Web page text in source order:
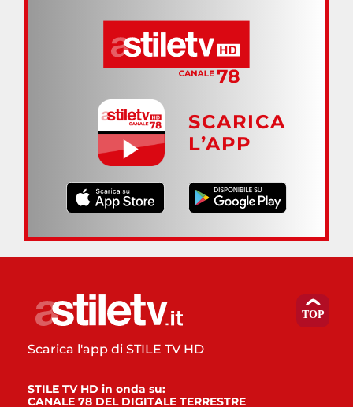
SCARICA
L’APP
Scarica l'app di STILE TV HD
STILE TV HD in onda su:
CANALE 78 DEL DIGITALE TERRESTRE